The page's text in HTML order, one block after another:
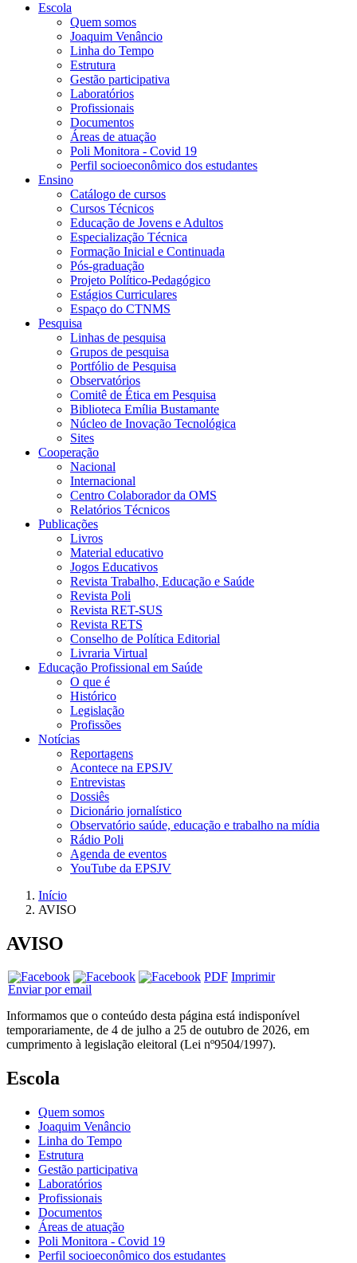
Escola
Quem somos
Joaquim Venâncio
Linha do Tempo
Estrutura
Gestão participativa
Laboratórios
Profissionais
Documentos
Áreas de atuação
Poli Monitora - Covid 19
Perfil socioeconômico dos estudantes
Ensino
Catálogo de cursos
Cursos Técnicos
Educação de Jovens e Adultos
Especialização Técnica
Formação Inicial e Continuada
Pós-graduação
Projeto Político-Pedagógico
Estágios Curriculares
Espaço do CTNMS
Pesquisa
Linhas de pesquisa
Grupos de pesquisa
Portfólio de Pesquisa
Observatórios
Comitê de Ética em Pesquisa
Biblioteca Emília Bustamante
Núcleo de Inovação Tecnológica
Sites
Cooperação
Nacional
Internacional
Centro Colaborador da OMS
Relatórios Técnicos
Publicações
Livros
Material educativo
Jogos Educativos
Revista Trabalho, Educação e Saúde
Revista Poli
Revista RET-SUS
Revista RETS
Conselho de Política Editorial
Livraria Virtual
Educação Profissional em Saúde
O que é
Histórico
Legislação
Profissões
Notícias
Reportagens
Acontece na EPSJV
Entrevistas
Dossiês
Dicionário jornalístico
Observatório saúde, educação e trabalho na mídia
Rádio Poli
Agenda de eventos
YouTube da EPSJV
Início
AVISO
AVISO
PDF Imprimir
Enviar por email
Informamos que o conteúdo desta página está indisponível
temporariamente, de 4 de julho a 25 de outubro de 2026, em
cumprimento à legislação eleitoral (Lei nº9504/1997).
Escola
Quem somos
Joaquim Venâncio
Linha do Tempo
Estrutura
Gestão participativa
Laboratórios
Profissionais
Documentos
Áreas de atuação
Poli Monitora - Covid 19
Perfil socioeconômico dos estudantes